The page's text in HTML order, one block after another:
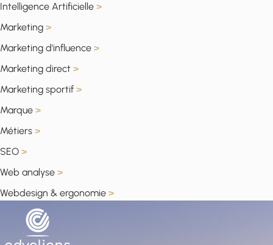
Intelligence Artificielle >
Marketing >
Marketing d'influence >
Marketing direct >
Marketing sportif >
Marque >
Métiers >
SEO >
Web analyse >
Webdesign & ergonomie >